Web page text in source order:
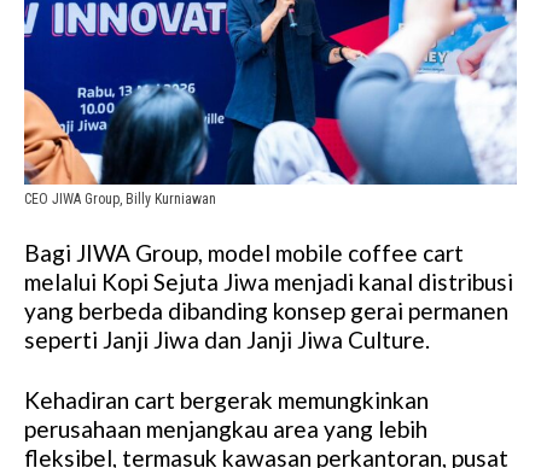
CEO JIWA Group, Billy Kurniawan
Bagi JIWA Group, model mobile coffee cart
melalui Kopi Sejuta Jiwa menjadi kanal distribusi
yang berbeda dibanding konsep gerai permanen
seperti Janji Jiwa dan Janji Jiwa Culture.
Kehadiran cart bergerak memungkinkan
perusahaan menjangkau area yang lebih
fleksibel, termasuk kawasan perkantoran, pusat